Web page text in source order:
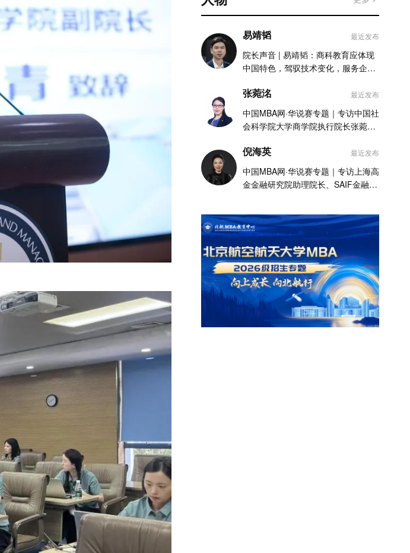
易靖韬 最近发布
院长声音 | 易靖韬：商科教育应体现
中国特色，驾驭技术变化，服务企业
张菀洺 最近发布
中国MBA网·华说赛专题｜专访中国社
会科学院大学商学院执行院长张菀洺
倪海英 最近发布
中国MBA网·华说赛专题｜专访上海高
金金融研究院助理院长、SAIF金融